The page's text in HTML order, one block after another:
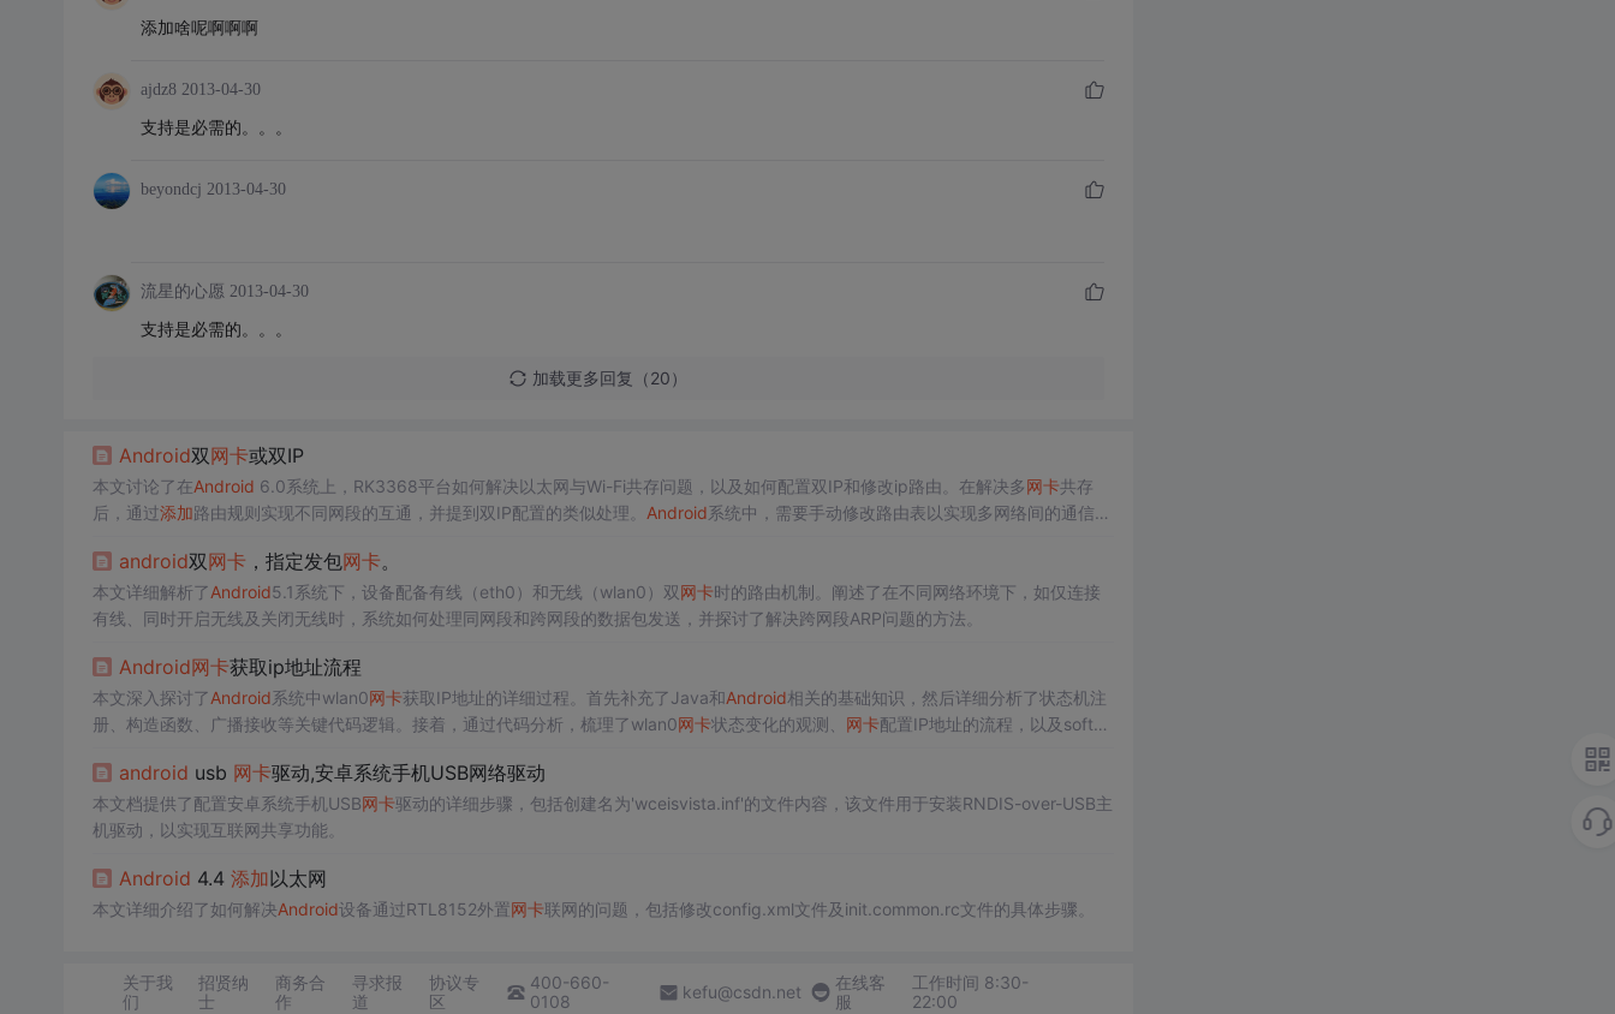
添加啥呢啊啊啊
ajdz8 2013-04-30
支持是必需的。。。
beyondcj 2013-04-30
流星的心愿 2013-04-30
支持是必需的。。。
加载更多回复（20）
Android双网卡或双IP
本文讨论了在Android 6.0系统上，RK3368平台如何解决以太网与Wi-Fi共存问题，以及如何配置双IP和修改ip路由。在解决多网卡共存
后，通过添加路由规则实现不同网段的互通，并提到双IP配置的类似处理。 Android系统中，需要手动修改路由表以实现多网络间的通信，
android双网卡 ，指定发包网卡。
本文详细解析了Android5.1系统下，设备配备有线（eth0）和无线（wlan0）双网卡时的路由机制。阐述了在不同网络环境下，如仅连接
有线、同时开启无线及关闭无线时，系统如何处理同网段和跨网段的数据包发送，并探讨了解决跨网段ARP问题的方法。
Android网卡获取ip地址流程
本文深入探讨了Android系统中wlan0网卡获取IP地址的详细过程。首先补充了Java和Android相关的基础知识，然后详细分析了状态机注
册、构造函数、广播接收等关键代码逻辑。接着，通过代码分析，梳理了wlan0网卡状态变化的观测、 网卡配置IP地址的流程，以及softap
android usb 网卡驱动,安卓系统手机USB网络驱动
本文档提供了配置安卓系统手机USB网卡驱动的详细步骤，包括创建名为'wceisvista.inf'的文件内容，该文件用于安装RNDIS-over-USB主
机驱动，以实现互联网共享功能。
Android 4.4 添加以太网
本文详细介绍了如何解决Android设备通过RTL8152外置网卡联网的问题，包括修改config.xml文件及init.common.rc文件的具体步骤。
关于我
们
招贤纳
士
商务合
作
寻求报
道
协议专
区
400-660-
0108
kefu@csdn.net
在线客
服
工作时间 8:30-
22:00